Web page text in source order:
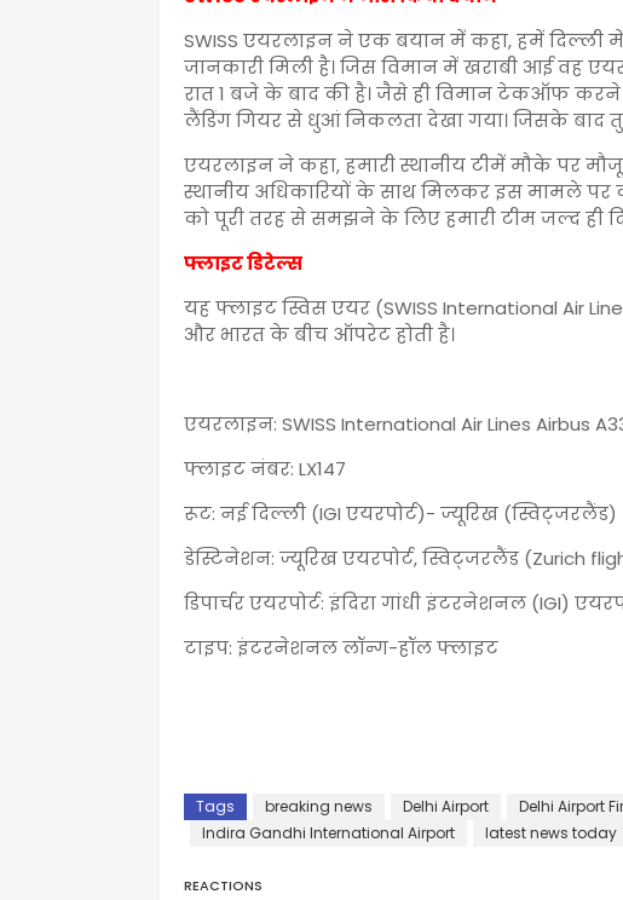
SWISS एयरलाइन ने एक बयान में कहा, हमें दिल्ली
जानकारी मिली है। जिस विमान में खराबी आई वह
रात 1 बजे के बाद की है। जैसे ही विमान टेकऑफ
लैंडिंग गियर से धुआं निकलता देखा गया। जिसके बाद
एयरलाइन ने कहा, हमारी स्थानीय टीमें मौके पर
स्थानीय अधिकारियों के साथ मिलकर इस मामले
को पूरी तरह से समझने के लिए हमारी टीम जल्द ही
फ्लाइट डिटेल्स
यह फ्लाइट स्विस एयर (SWISS International Air
और भारत के बीच ऑपरेट होती है।
एयरलाइन: SWISS International Air Lines Airbus
फ्लाइट नंबर: LX147
रूट: नई दिल्ली (IGI एयरपोर्ट)- ज्यूरिख (स्विट्जरलैंड)
डेस्टिनेशन: ज्यूरिख एयरपोर्ट, स्विट्जरलैंड (Zurich
डिपार्चर एयरपोर्ट: इंदिरा गांधी इंटरनेशनल (IGI)
टाइप: इंटरनेशनल लॉन्ग-हॉल फ्लाइट
Tags breaking news Delhi Airport Delhi Airport
Indira Gandhi International Airport
latest news today
REACTIONS